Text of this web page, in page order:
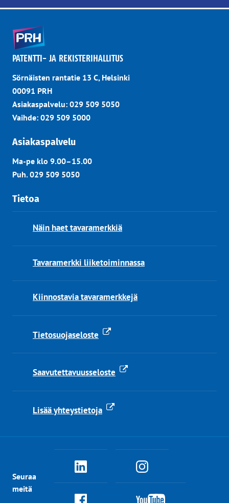
PATENTTI- JA REKISTERIHALLITUS
Sörnäisten rantatie 13 C, Helsinki
00091 PRH
Asiakaspalvelu: 029 509 5050
Vaihde: 029 509 5000
Asiakaspalvelu
Ma-pe klo 9.00–15.00
Puh. 029 509 5050
Tietoa
Näin haet tavaramerkkiä
Tavaramerkki liiketoiminnassa
Kiinnostavia tavaramerkkejä
Tietosuojaseloste
Saavutettavuusseloste
Lisää yhteystietoja
Seuraa
meitä
PRH
PRH
PRH